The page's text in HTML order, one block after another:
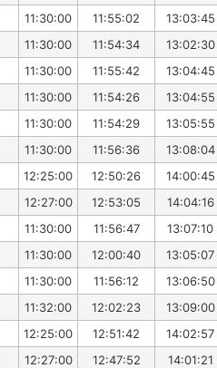
11:30:00 11:55:02
13:03:45
11:30:00 11:54:34
13:02:30
11:30:00 11:55:42
13:04:45
11:30:00 11:54:26
13:04:55
11:30:00 11:54:29
13:05:55
11:30:00 11:56:36
13:08:04
12:25:00 12:50:26
14:00:45
12:27:00 12:53:05
14:04:16
11:30:00 11:56:47
13:07:10
11:30:00 12:00:40
13:05:07
11:30:00 11:56:12
13:06:50
11:32:00 12:02:23
13:09:00
12:25:00 12:51:42
14:02:57
12:27:00 12:47:52
14:01:21